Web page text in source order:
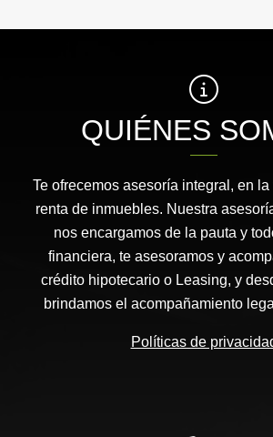
QUIÉNES
Te ofrecemos asesoría integral, en
renta de inmuebles. Nuestra
nos encargamos de la pauta y
financiera, te asesoramos y
crédito hipotecario o Leasing, y
brindamos el acompañamiento
Políticas de